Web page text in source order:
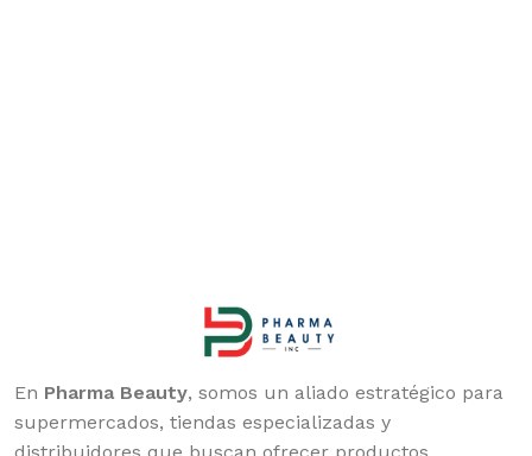
En Pharma Beauty, somos un aliado estratégico para
supermercados, tiendas especializadas y